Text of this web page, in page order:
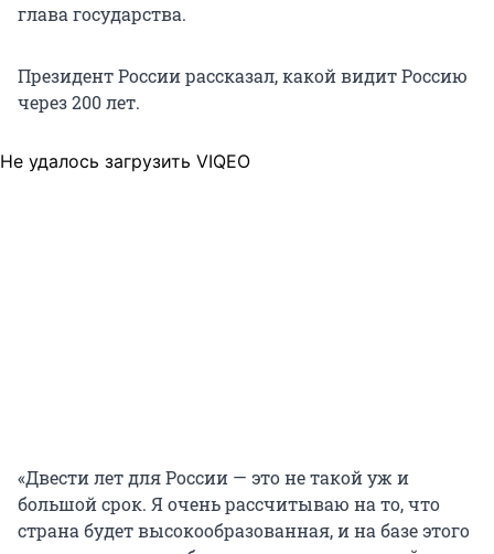
глава государства.
Президент России рассказал, какой видит Россию
через 200 лет.
Не удалось загрузить VIQEO
«Двести лет для России — это не такой уж и
большой срок. Я очень рассчитываю на то, что
страна будет высокообразованная, и на базе этого